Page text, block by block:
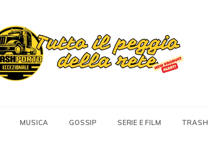
MUSICA GOSSIP SERIE E FILM TRASH